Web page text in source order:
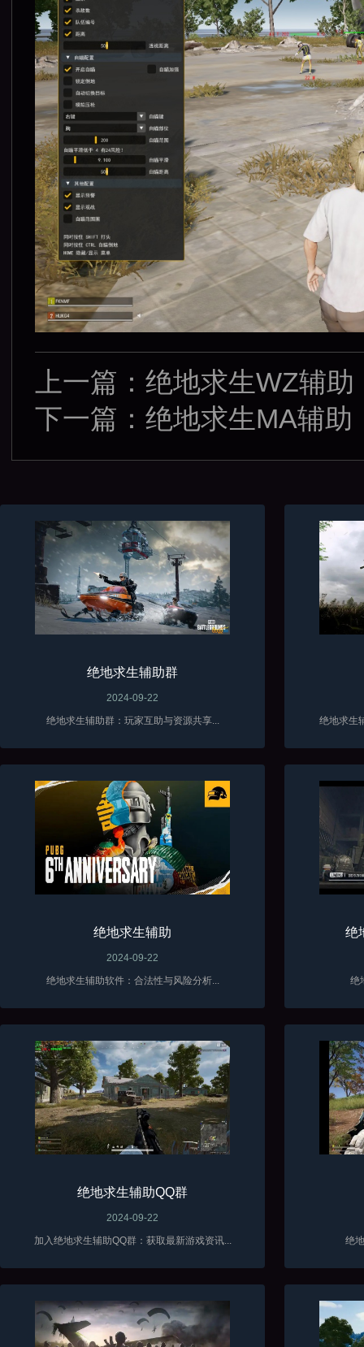
上一篇： 绝地求生WZ辅助
下一篇： 绝地求生MA辅助
绝地求生辅助群
2024-09-22
绝地求生辅助群：玩家互助与资源共享...
绝地求生
绝地求生辅助
2024-09-22
绝地求生辅助软件：合法性与风险分析...
绝
绝
绝地求生辅助QQ群
2024-09-22
加入绝地求生辅助QQ群：获取最新游戏资讯...
绝